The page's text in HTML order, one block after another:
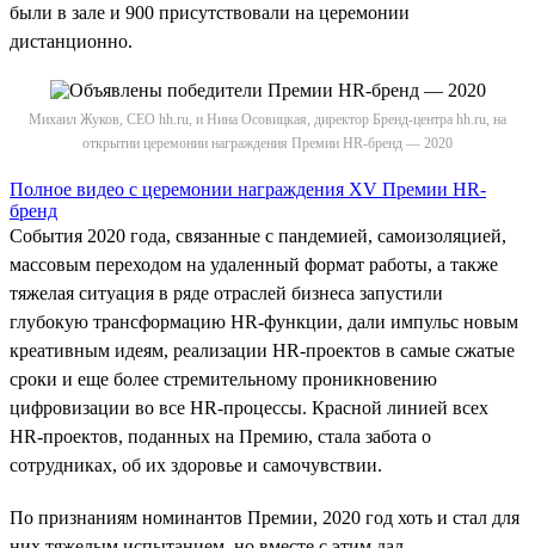
были в зале и 900 присутствовали на церемонии
дистанционно.
Михаил Жуков, СЕО hh.ru, и Нина Осовицкая, директор Бренд-центра hh.ru, на
открытии церемонии награждения Премии HR-бренд — 2020
Полное видео с церемонии награждения XV Премии HR-
бренд
События 2020 года, связанные с пандемией, самоизоляцией,
массовым переходом на удаленный формат работы, а также
тяжелая ситуация в ряде отраслей бизнеса запустили
глубокую трансформацию HR-функции, дали импульс новым
креативным идеям, реализации HR-проектов в самые сжатые
сроки и еще более стремительному проникновению
цифровизации во все HR-процессы. Красной линией всех
HR-проектов, поданных на Премию, стала забота о
сотрудниках, об их здоровье и самочувствии.
По признаниям номинантов Премии, 2020 год хоть и стал для